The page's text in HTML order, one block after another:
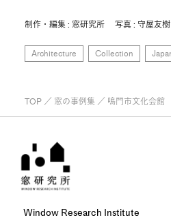
制作・編集 : 窓研究所 写真 : 守
Architecture Collection
TOP／ 窓の事例集 ／ 鳴門市文化会館
Window Research Institute